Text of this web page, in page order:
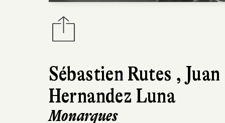
Sébastien Rutes , Juan
Hernandez Luna
Monarques